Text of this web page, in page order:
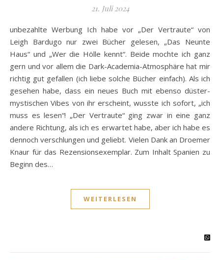
21. Juli 2024
unbezahlte Werbung Ich habe vor „Der Vertraute“ von
Leigh Bardugo nur zwei Bücher gelesen, „Das Neunte
Haus“ und „Wer die Hölle kennt“. Beide mochte ich ganz
gern und vor allem die Dark-Academia-Atmosphäre hat mir
richtig gut gefallen (ich liebe solche Bücher einfach). Als ich
gesehen habe, dass ein neues Buch mit ebenso düster-
mystischen Vibes von ihr erscheint, wusste ich sofort, „ich
muss es lesen“! „Der Vertraute“ ging zwar in eine ganz
andere Richtung, als ich es erwartet habe, aber ich habe es
dennoch verschlungen und geliebt. Vielen Dank an Droemer
Knaur für das Rezensionsexemplar. Zum Inhalt Spanien zu
Beginn des…
WEITERLESEN